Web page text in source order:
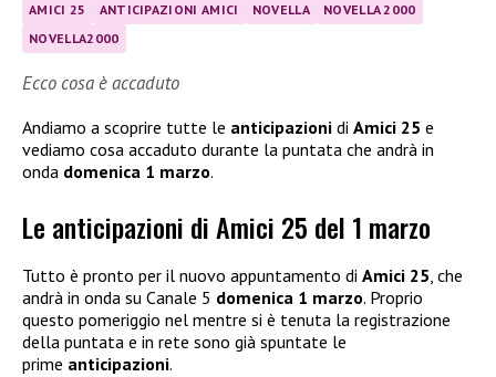
AMICI 25 ANTICIPAZIONI AMICI NOVELLA
NOVELLA 2000
NOVELLA2000
Ecco cosa è accaduto
Andiamo a scoprire tutte le anticipazioni di Amici 25 e
vediamo cosa accaduto durante la puntata che andrà in
onda domenica 1 marzo.
Le anticipazioni di Amici 25 del 1 marzo
Tutto è pronto per il nuovo appuntamento di Amici 25, che
andrà in onda su Canale 5 domenica 1 marzo. Proprio
questo pomeriggio nel mentre si è tenuta la registrazione
della puntata e in rete sono già spuntate le
prime anticipazioni.